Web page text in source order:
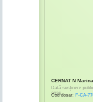
CERNAT N Marina
Dată susținere
2026
Cod dosar: F-CA-